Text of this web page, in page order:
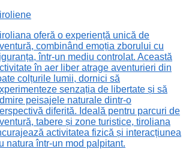
oferă o experiență unică de
combinând emoția zborului cu
într-un mediu controlat. Această
în aer liber atrage aventurieri din
colțurile lumii, dornici să
senzația de libertate și să
peisajele naturale dintr-o
diferită. Ideală pentru parcuri de
tabere și zone turistice, tiroliana
activitatea fizică și interacțiunea
natura într-un mod palpitant.